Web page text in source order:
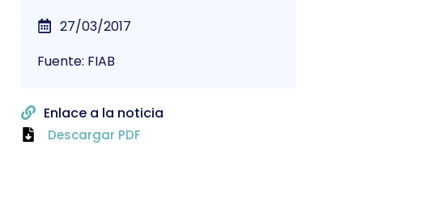
27/03/2017
Fuente: FIAB
Enlace a la noticia
Descargar PDF